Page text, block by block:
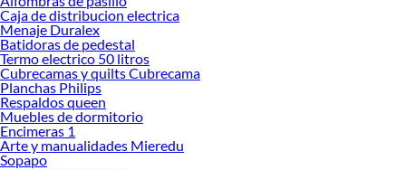
Caja de distribucion electrica
Menaje Duralex
Batidoras de pedestal
Termo electrico 50 litros
Cubrecamas y quilts Cubrecama
Planchas Philips
Respaldos queen
Muebles de dormitorio
Encimeras 1
Arte y manualidades Mieredu
Sopapo